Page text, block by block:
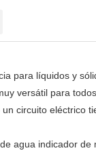
para líquidos y
versátil para
circuito eléctrico
agua indicador